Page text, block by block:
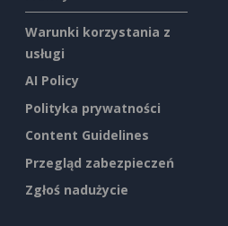
Warunki korzystania z
usługi
AI Policy
Polityka prywatności
Content Guidelines
Przegląd zabezpieczeń
Zgłoś nadużycie